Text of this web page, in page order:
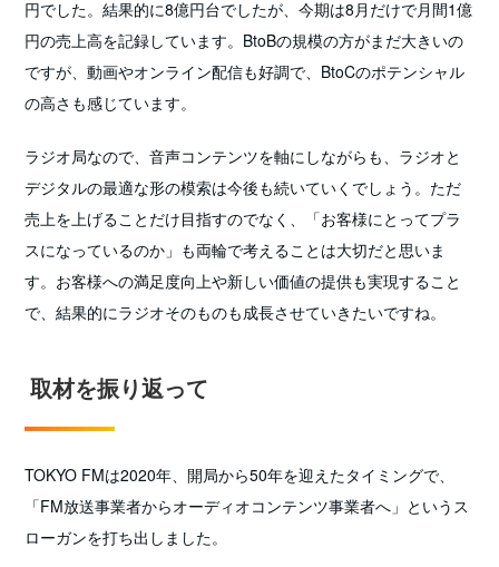
円でした。結果的に8億円台でしたが、今期は8月だけで月間1億
円の売上高を記録しています。BtoBの規模の方がまだ大きいの
ですが、動画やオンライン配信も好調で、BtoCのポテンシャル
の高さも感じています。
ラジオ局なので、音声コンテンツを軸にしながらも、ラジオと
デジタルの最適な形の模索は今後も続いていくでしょう。ただ
売上を上げることだけ目指すのでなく、「お客様にとってプラ
スになっているのか」も両輪で考えることは大切だと思いま
す。お客様への満足度向上や新しい価値の提供も実現すること
で、結果的にラジオそのものも成長させていきたいですね。
取材を振り返って
TOKYO FMは2020年、開局から50年を迎えたタイミングで、
「FM放送事業者からオーディオコンテンツ事業者へ」というス
ローガンを打ち出しました。